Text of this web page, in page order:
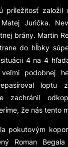
príležitosť založil
Jurička.
brány. Martin
do hĺbky
4 na 4
podobnej
zachránil
že nás tento
pokutovým
Roman